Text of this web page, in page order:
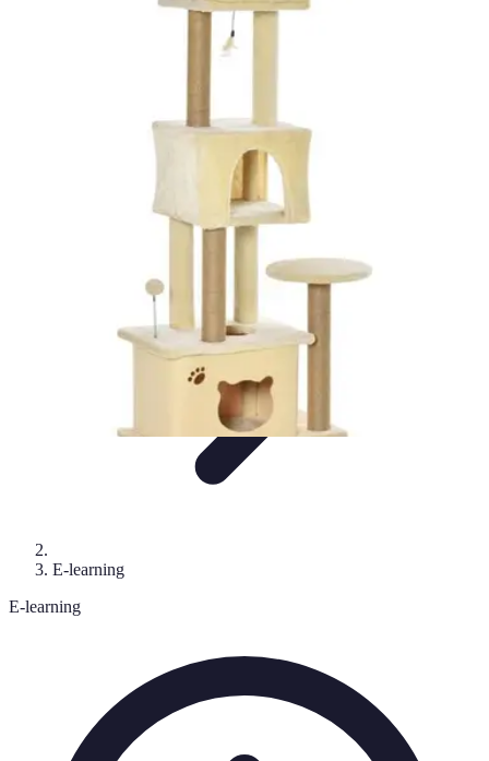
Estrategias de Aprendizaje
Herramientas
Conocimiento Virtual
E-learning
E-learning